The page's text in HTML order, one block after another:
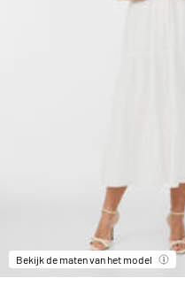
Bekijk de maten van het model